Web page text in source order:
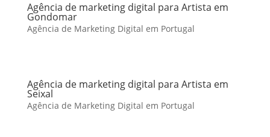
Agência de marketing digital para Artista em
Gondomar
Agência de Marketing Digital em Portugal
Agência de marketing digital para Artista em
Seixal
Agência de Marketing Digital em Portugal